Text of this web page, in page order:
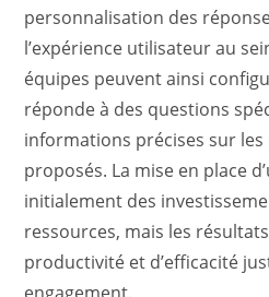
personnalisation des
l’expérience utilisateur au
équipes peuvent ainsi
réponde à des questions
informations précises sur
proposés. La mise en place
initialement des
ressources, mais les
productivité et d’efficacité